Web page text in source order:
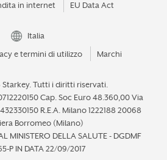
in internet EU Data Act
Italia
e termini di utilizzo
Marchi
Tutti i diritti riservati.
Cap. Soc Euro 48.360,00 Via
R.E.A. Milano 1222188 20068
Borromeo (Milano)
MINISTERO DELLA SALUTE - DGDMF
P IN DATA 22/09/2017